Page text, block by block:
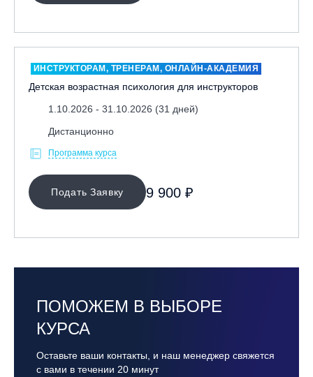
ИНСТРУКТОРАМ, ТРЕНЕРАМ, ОНЛАЙН-АКАДЕМИЯ
Детская возрастная психология для инструкторов
1.10.2026 - 31.10.2026 (31 дней)
Дистанционно
Программа курса
Подать Заявку 9 900 ₽
ПОМОЖЕМ В ВЫБОРЕ
КУРСА
Оставьте ваши контакты, и наш менеджер свяжется
с вами в течении 20 минут